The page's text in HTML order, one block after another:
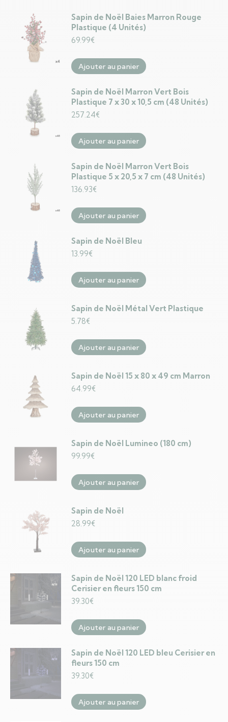
Sapin de Noël Baies Marron Rouge
Plastique (4 Unités)
69.99€
Ajouter au panier
Sapin de Noël Marron Vert Bois
Plastique 7 x 30 x 10,5 cm (48 Unités)
257.24€
Ajouter au panier
Sapin de Noël Marron Vert Bois
Plastique 5 x 20,5 x 7 cm (48 Unités)
136.93€
Ajouter au panier
Sapin de Noël Bleu
13.99€
Ajouter au panier
Sapin de Noël Métal Vert Plastique
5.78€
Ajouter au panier
Sapin de Noël 15 x 80 x 49 cm Marron
64.99€
Ajouter au panier
Sapin de Noël Lumineo (180 cm)
99.99€
Ajouter au panier
Sapin de Noël
28.99€
Ajouter au panier
Sapin de Noël 120 LED blanc froid
Cerisier en fleurs 150 cm
39.30€
Ajouter au panier
Sapin de Noël 120 LED bleu Cerisier en
fleurs 150 cm
39.30€
Ajouter au panier